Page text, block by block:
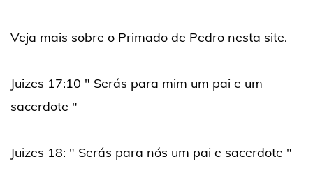
Veja mais sobre o Primado de Pedro nesta site.
Juizes 17:10 " Serás para mim um pai e um
sacerdote "
Juizes 18: " Serás para nós um pai e sacerdote "